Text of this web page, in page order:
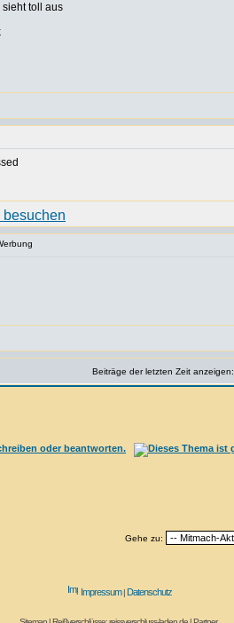
toll aus
Beiträge der letzten Zeit anzeigen:
Gehe zu:
Impressum| Datenschutz